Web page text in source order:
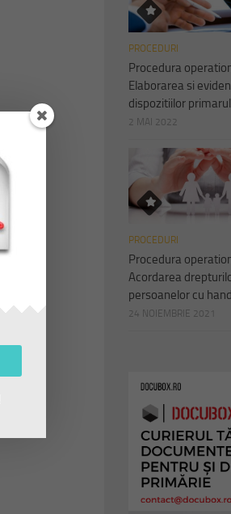
PROCEDURI
Procedura
Elaborarea si
dispozitiilor
2 MAI 2022
PROCEDURI
Procedura
Acordarea
persoanelor cu
24 NOIEMBRIE 2021